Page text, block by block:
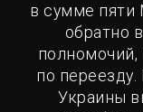
в сумме пяти
обратно
по
Украины